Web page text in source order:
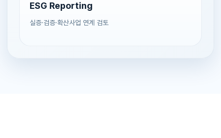
ESG Reporting
실증·검증·확산사업 연계 검토